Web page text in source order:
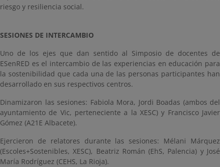
riesgo y resiliencia social.
SESIONES DE INTERCAMBIO
Uno de los ejes que dan sentido al Simposio de docentes de
ESenRED es el intercambio de las experiencias en educación para
la sostenibilidad que cada una de las personas participantes han
desarrollado en sus respectivos centros.
Dinamizaron las sesiones: Fabiola Mora, Jordi Boadas (ambos del
ayuntamiento de Vic, perteneciente a la XESC) y Francisco Javier
Gómez (A21E Albacete).
Ejercieron de relatores durante las sesiones: Mélani Márquez
(Escoles+Sostenibles, XESC), Beatriz Román (EhS, Palencia) y José
María Rodríguez (CEHS, La Rioja).